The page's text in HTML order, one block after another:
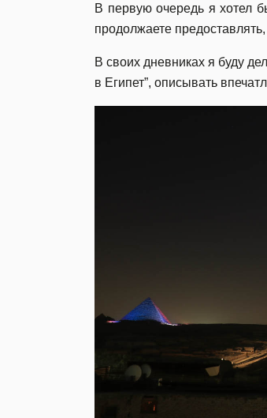
В первую очередь я хотел
продолжаете
В своих дневниках я буду
в Египет”, описывать